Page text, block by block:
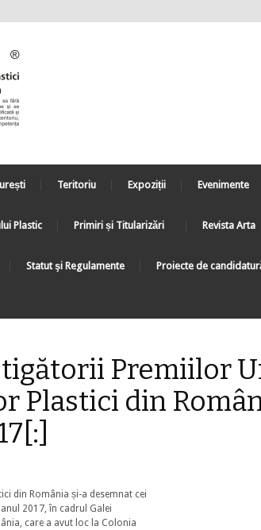
Teritoriu Expoziții Evenimente
Plastic Primiri și Titularizări Revista Arta
Statut şi Regulamente Proiecte de
Premiilor
Plastici din
din România și-a desemnat cei
2017, în cadrul Galei
care a avut loc la Colonia